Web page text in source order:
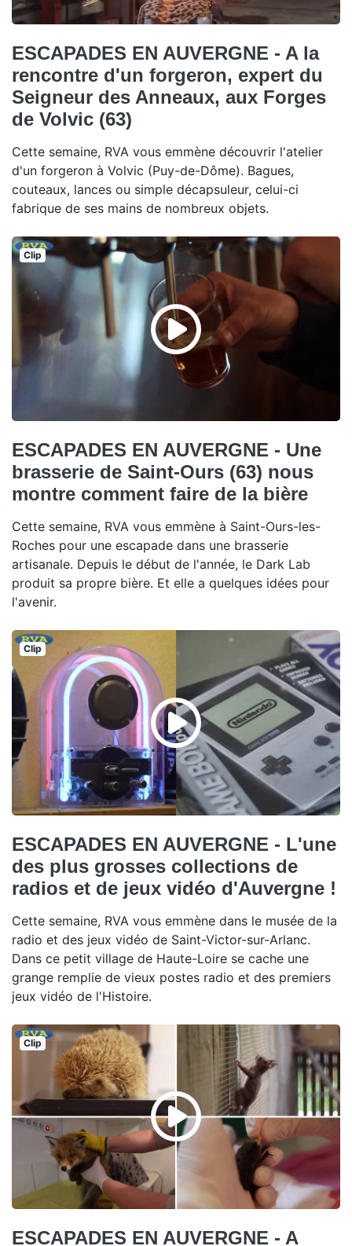
ESCAPADES EN AUVERGNE - A la
rencontre d'un forgeron, expert du
Seigneur des Anneaux, aux Forges
de Volvic (63)
Cette semaine, RVA vous emmène découvrir l'atelier
d'un forgeron à Volvic (Puy-de-Dôme). Bagues,
couteaux, lances ou simple décapsuleur, celui-ci
fabrique de ses mains de nombreux objets.
Clip
ESCAPADES EN AUVERGNE - Une
brasserie de Saint-Ours (63) nous
montre comment faire de la bière
Cette semaine, RVA vous emmène à Saint-Ours-les-
Roches pour une escapade dans une brasserie
artisanale. Depuis le début de l'année, le Dark Lab
produit sa propre bière. Et elle a quelques idées pour
l'avenir.
Clip
ESCAPADES EN AUVERGNE - L'une
des plus grosses collections de
radios et de jeux vidéo d'Auvergne !
Cette semaine, RVA vous emmène dans le musée de la
radio et des jeux vidéo de Saint-Victor-sur-Arlanc.
Dans ce petit village de Haute-Loire se cache une
grange remplie de vieux postes radio et des premiers
jeux vidéo de l'Histoire.
Clip
ESCAPADES EN AUVERGNE - A